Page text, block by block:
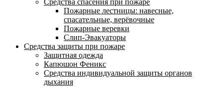
Средства спасения при пожаре
Пожарные лестницы: навесные,
спасательные, верёвочные
Пожарные веревки
Слип-Эвакуаторы
Средства защиты при пожаре
Защитная одежда
Капюшон Феникс
Средства индивидуальной защиты органов
дыхания